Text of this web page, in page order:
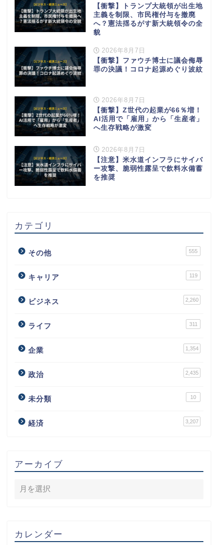
【衝撃】トランプ大統領が出生地
主義を制限、市民権付与を撤廃
へ？憲法揺るがす新大統領令の全
貌
2026年8月7日
【衝撃】ファウチ博士に議会侮辱
罪の決議！コロナ起源めぐり波紋
2026年8月7日
【衝撃】Z世代の起業が66％増！
AI活用で「雇用」から「生産者」
へ生存戦略が激変
2026年8月7日
【注意】米水道インフラにサイバ
ー攻撃、脆弱性露呈で飲料水備蓄
を推奨
カテゴリ
その他 555
キャリア 119
ビジネス 2,260
ライフ 311
企業 1,354
政治 2,435
未分類 10
経済 3,207
アーカイブ
カレンダー